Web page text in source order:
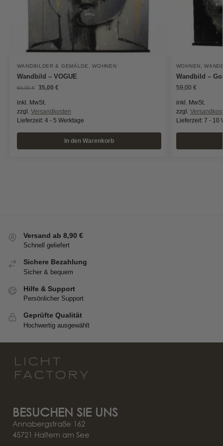
WANDBILDER & GEMÄLDE ,WOHNEN
Wandbild – VOGUE
69,00€ 35,00 €
inkl. MwSt.
zzgl. Versandkosten
Lieferzeit: 4 - 5 Werktage
In den Warenkorb
WOHNEN ,
Wandbild –
59,00 €
inkl. MwSt.
zzgl.
Lieferzeit: 7 - 10
Versand ab 8,90 €
Schnell geliefert
Sichere Bezahlung
Sicher & bequem
Hilfe & Support
Persönlicher Support
Geprüfte Qualität
Hochwertig ausgewählt
BESUCHEN SIE UNS
Annabergstraße 162
45721 Haltern am See